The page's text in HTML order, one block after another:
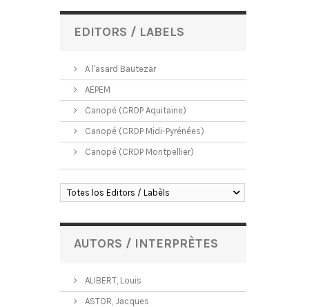
EDITORS / LABELS
A l'asard Bautezar
AEPEM
Canopé (CRDP Aquitaine)
Canopé (CRDP Midi-Pyrénées)
Canopé (CRDP Montpellier)
Totes los Editors / Labèls
AUTORS / INTERPRÈTES
ALIBERT, Louis
ASTOR, Jacques